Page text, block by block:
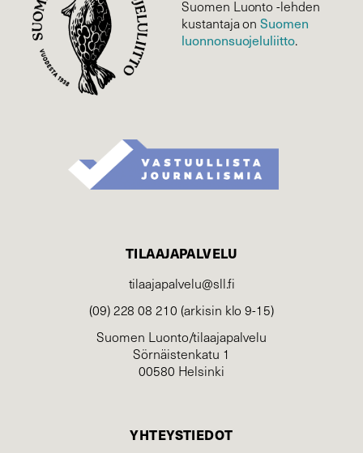
Suomen Luonto -lehden
kustantaja onSuomen
luonnonsuojelu­liitto.
TILAAJAPALVELU
tilaajapalvelu@sll.fi
(09) 228 08 210 (arkisin klo 9-15)
Suomen Luonto/tilaajapalvelu
Sörnäistenkatu 1
00580 Helsinki
YHTEYSTIEDOT